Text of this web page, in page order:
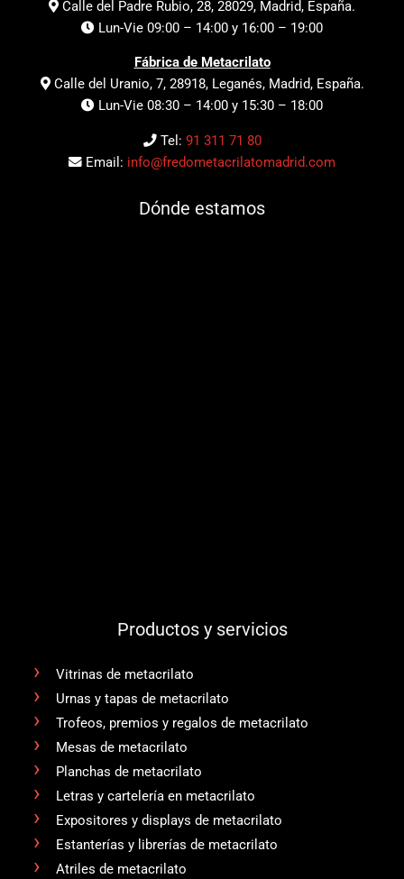
Calle del Padre Rubio, 28, 28029, Madrid, España.
Lun-Vie 09:00 – 14:00 y 16:00 – 19:00
Fábrica de Metacrilato
Calle del Uranio, 7, 28918, Leganés, Madrid, España.
Lun-Vie 08:30 – 14:00 y 15:30 – 18:00
Tel: 91 311 71 80
Email: info@fredometacrilatomadrid.com
Dónde estamos
Productos y servicios
Vitrinas de metacrilato
Urnas y tapas de metacrilato
Trofeos, premios y regalos de metacrilato
Mesas de metacrilato
Planchas de metacrilato
Letras y cartelería en metacrilato
Expositores y displays de metacrilato
Estanterías y librerías de metacrilato
Atriles de metacrilato